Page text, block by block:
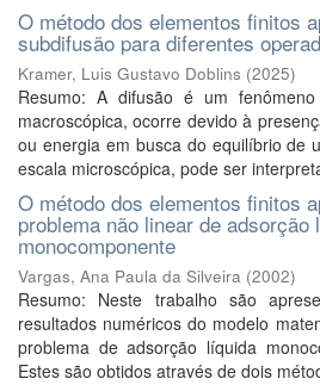
O método dos elementos finitos
subdifusão para diferentes
Kramer, Luis Gustavo Doblins (2025)
Resumo: A difusão é um
macroscópica, ocorre devido à
ou energia em busca do equilíbrio de
escala microscópica, pode ser
O método dos elementos finitos
problema não linear de adsorção
monocomponente
Vargas, Ana Paula da Silveira (2002)
Resumo: Neste trabalho são
resultados numéricos do modelo
problema de adsorção líquida
Estes são obtidos através de dois